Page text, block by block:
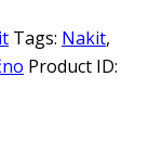
Tags: Nakit,
Product ID: